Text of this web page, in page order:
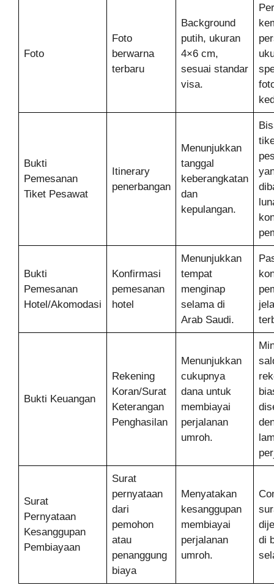
Foto
Foto
berwarna
terbaru
Background
putih, ukuran
4×6 cm,
sesuai standar
visa.
Bukti
Pemesanan
Tiket Pesawat
Itinerary
penerbangan
Menunjukkan
tanggal
keberangkatan
dan
kepulangan.
Bukti
Pemesanan
Hotel/Akomodasi
Konfirmasi
pemesanan
hotel
Menunjukkan
tempat
menginap
selama di
Arab Saudi.
Bukti Keuangan
Rekening
Koran/Surat
Keterangan
Penghasilan
Menunjukkan
cukupnya
dana untuk
membiayai
perjalanan
umroh.
Surat
Pernyataan
Kesanggupan
Pembiayaan
Surat
pernyataan
dari
pemohon
atau
penanggung
biaya
Menyatakan
kesanggupan
membiayai
perjalanan
umroh.
di